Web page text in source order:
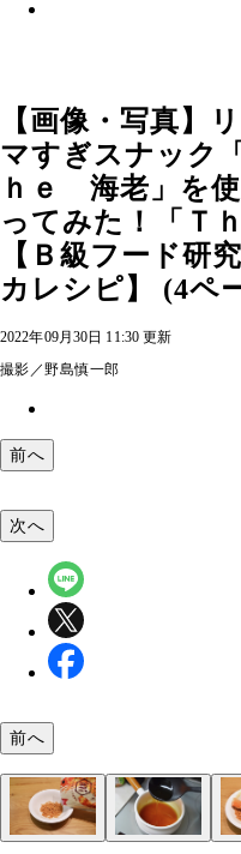
【画像・写真】
マすぎスナック
ｈｅ 海老」を
ってみた！「Ｔ
【Ｂ級フード研
カレシピ】 (4ペ
2022年09月30日 11:30 更新
撮影／野島慎一郎
前へ
次へ
前へ